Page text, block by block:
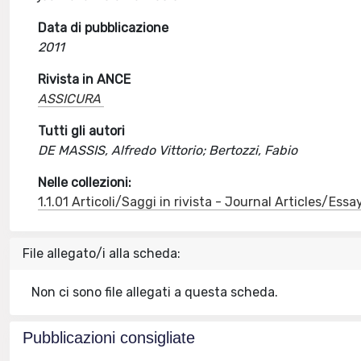
Data di pubblicazione
2011
Rivista in ANCE
ASSICURA
Tutti gli autori
DE MASSIS, Alfredo Vittorio; Bertozzi, Fabio
Nelle collezioni:
1.1.01 Articoli/Saggi in rivista - Journal Articles/
File allegato/i alla scheda:
Non ci sono file allegati a questa scheda.
Pubblicazioni consigliate